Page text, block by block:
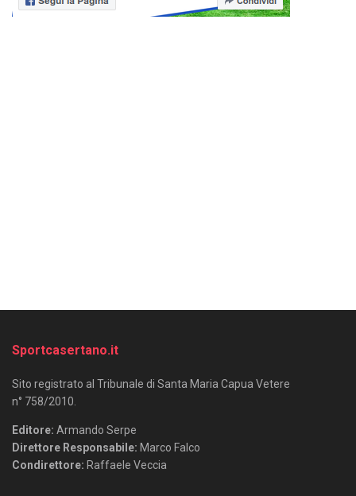
Sportcasertano.it
Sito registrato al Tribunale di Santa Maria Capua Vetere
n° 758/2010.
Editore: Armando Serpe
Direttore Responsabile: Marco Falco
Condirettore: Raffaele Veccia